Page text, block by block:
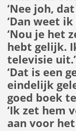
‘Nee joh,
‘Dan weet
‘Nou je het
hebt gelijk.
televisie uit.’
‘Dat is een
eindelijk
goed boek
‘Ik zet hem
aan voor